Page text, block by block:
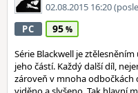
02.08.2015 16:20
PC 95
Série Blackwell je
jeho částí. Každý další díl,
zároveň v mnoha odbočkách